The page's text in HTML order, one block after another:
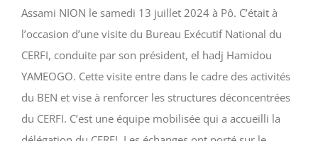
Assami NION le samedi 13 juillet 2024 à Pô. C’était à
l’occasion d’une visite du Bureau Exécutif National du
CERFI, conduite par son président, el hadj Hamidou
YAMEOGO. Cette visite entre dans le cadre des activités
du BEN et vise à renforcer les structures déconcentrées
du CERFI. C’est une équipe mobilisée qui a accueilli la